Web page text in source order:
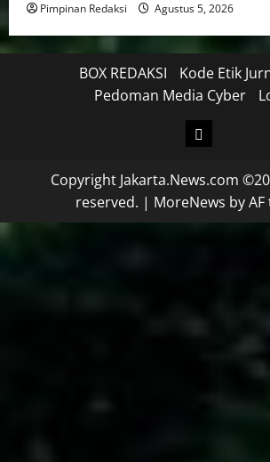
Pimpinan Redaksi Agustus 5, 2026
BOX REDAKSI
Kode Etik
Pedoman Media Cyber
Copyright Jakarta.News.com
reserved. | MoreNews by